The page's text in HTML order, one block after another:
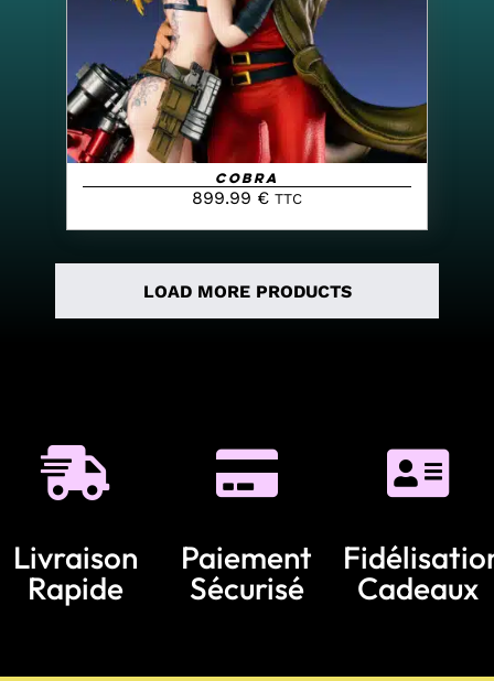
Cobra
899.99 € TTC
LOAD MORE PRODUCTS
Livraison
Rapide
Paiement
Sécurisé
Cadeaux